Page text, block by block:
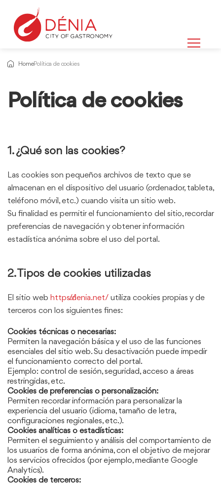
HomePolítica de cookies
Política de cookies
Información
sobre
1. ¿Qué son las cookies?
Las cookies son pequeños archivos de texto que se
almacenan en el dispositivo del usuario (ordenador, tableta,
teléfono móvil, etc.) cuando visita un sitio web.
Su finalidad es permitir el funcionamiento del sitio, recordar
preferencias de navegación y obtener información
estadística anónima sobre el uso del portal.
2. Tipos de cookies utilizadas
El sitio web https://denia.net/ utiliza cookies propias y de
terceros con los siguientes fines:
Cookies técnicas o necesarias:
Permiten la navegación básica y el uso de las funciones
esenciales del sitio web. Su desactivación puede impedir
el funcionamiento correcto del portal.
Ejemplo: control de sesión, seguridad, acceso a áreas
restringidas, etc.
Cookies de preferencias o personalización:
Permiten recordar información para personalizar la
experiencia del usuario (idioma, tamaño de letra,
configuraciones regionales, etc.).
Cookies analíticas o estadísticas:
Permiten el seguimiento y análisis del comportamiento de
los usuarios de forma anónima, con el objetivo de mejorar
los servicios ofrecidos (por ejemplo, mediante Google
Analytics).
Cookies de terceros: